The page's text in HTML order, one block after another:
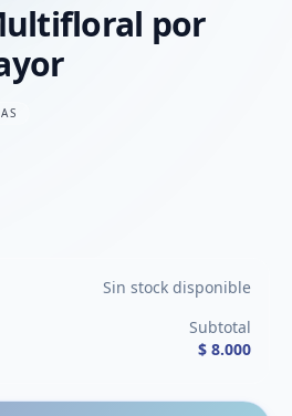
por
Sin stock disponible
Subtotal
$ 8.000